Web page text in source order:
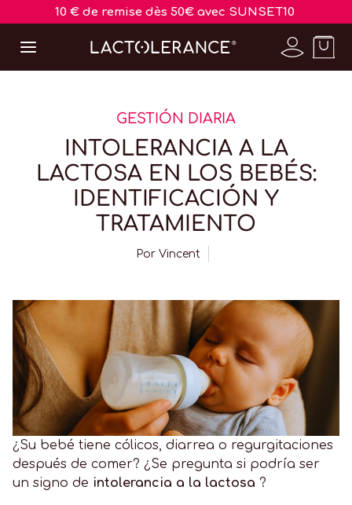
10 € de remise dès 50€ avec SUNSET10
GESTIÓN DIARIA
INTOLERANCIA A LA
LACTOSA EN LOS BEBÉS:
IDENTIFICACIÓN Y
TRATAMIENTO
Por Vincent
¿Su bebé tiene cólicos, diarrea o regurgitaciones
después de comer? ¿Se pregunta si podría ser
un signo de intolerancia a la lactosa ?